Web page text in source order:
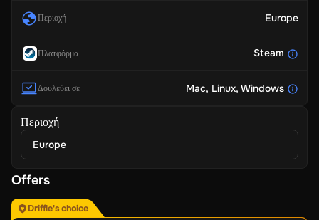
Περιοχή Europe
Πλατφόρμα Steam
Δουλεύει σε Mac, Linux, Windows
Περιοχή
Europe
Offers
Driffle's choice